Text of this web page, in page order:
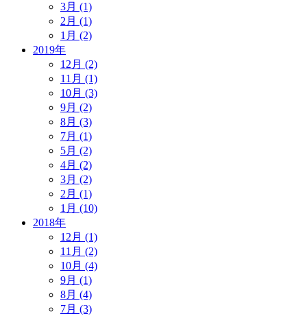
3月 (1)
2月 (1)
1月 (2)
2019年
12月 (2)
11月 (1)
10月 (3)
9月 (2)
8月 (3)
7月 (1)
5月 (2)
4月 (2)
3月 (2)
2月 (1)
1月 (10)
2018年
12月 (1)
11月 (2)
10月 (4)
9月 (1)
8月 (4)
7月 (3)